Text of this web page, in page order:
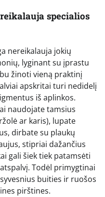
specialios
nereikalauja jokių
lyginant su įprastu
žinoti vieną praktinį
apskritai turi nedidelį
iš aplinkos.
naudojate tamsius
ar karis), lupate
dirbate su plaukų
stipriai dažančius
gali šiek tiek patamsėti
Todėl primygtinai
buities ir ruošos
pirštines.